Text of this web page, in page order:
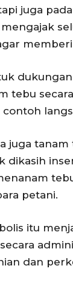
juga
mengajak
tebu
juga
dikasih
petani.
itu
dan